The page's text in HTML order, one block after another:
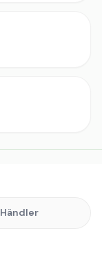
Händler